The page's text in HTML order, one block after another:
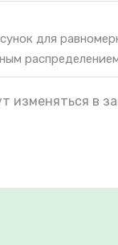
для
изменяться в